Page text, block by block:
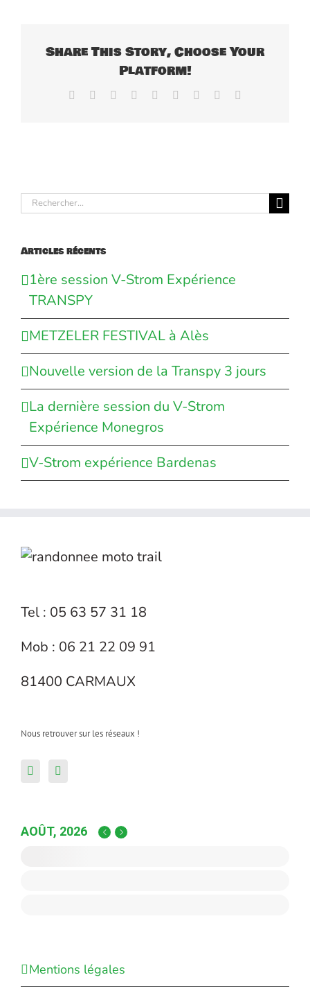
Share This Story, Choose Your
Platform!
Facebook Reddit LinkedInWhatsApp
TumblrPinterest
Rechercher:
Articles récents
1ère session V-Strom Expérience
TRANSPY
METZELER FESTIVAL à Alès
Nouvelle version de la Transpy 3 jours
La dernière session du V-Strom
Expérience Monegros
V-Strom expérience Bardenas
Tel : 05 63 57 31 18
Mob : 06 21 22 09 91
81400 CARMAUX
Nous retrouver sur les réseaux !
AOÛT, 2026
Mentions légales